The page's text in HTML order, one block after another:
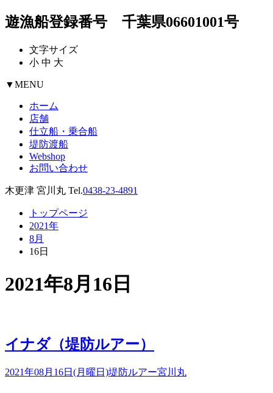
遊漁船登録番号 千葉県06601001号
文字サイズ
小 中 大
▼MENU
ホーム
店舗
仕立船・乗合船
堤防渡船
Webshop
お問い合わせ
木更津 宮川丸 Tel.0438-23-4891
トップページ
2021年
8月
16日
2021年8月16日
イナダ（堤防ルアー）
2021年08月16日(月曜日)堤防ルアー宮川丸